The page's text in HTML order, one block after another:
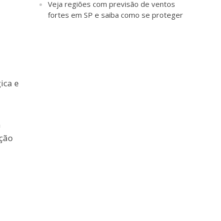
e
Veja regiões com previsão de ventos
fortes em SP e saiba como se proteger